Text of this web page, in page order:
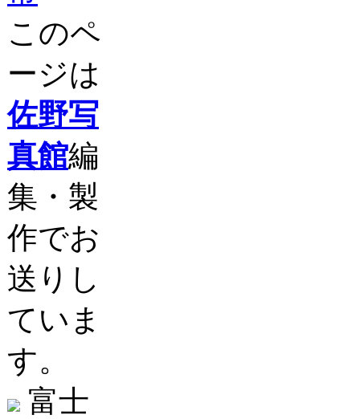
このペ
ージは
佐野写
真館編
集・製
作でお
送りし
ていま
す。
富士